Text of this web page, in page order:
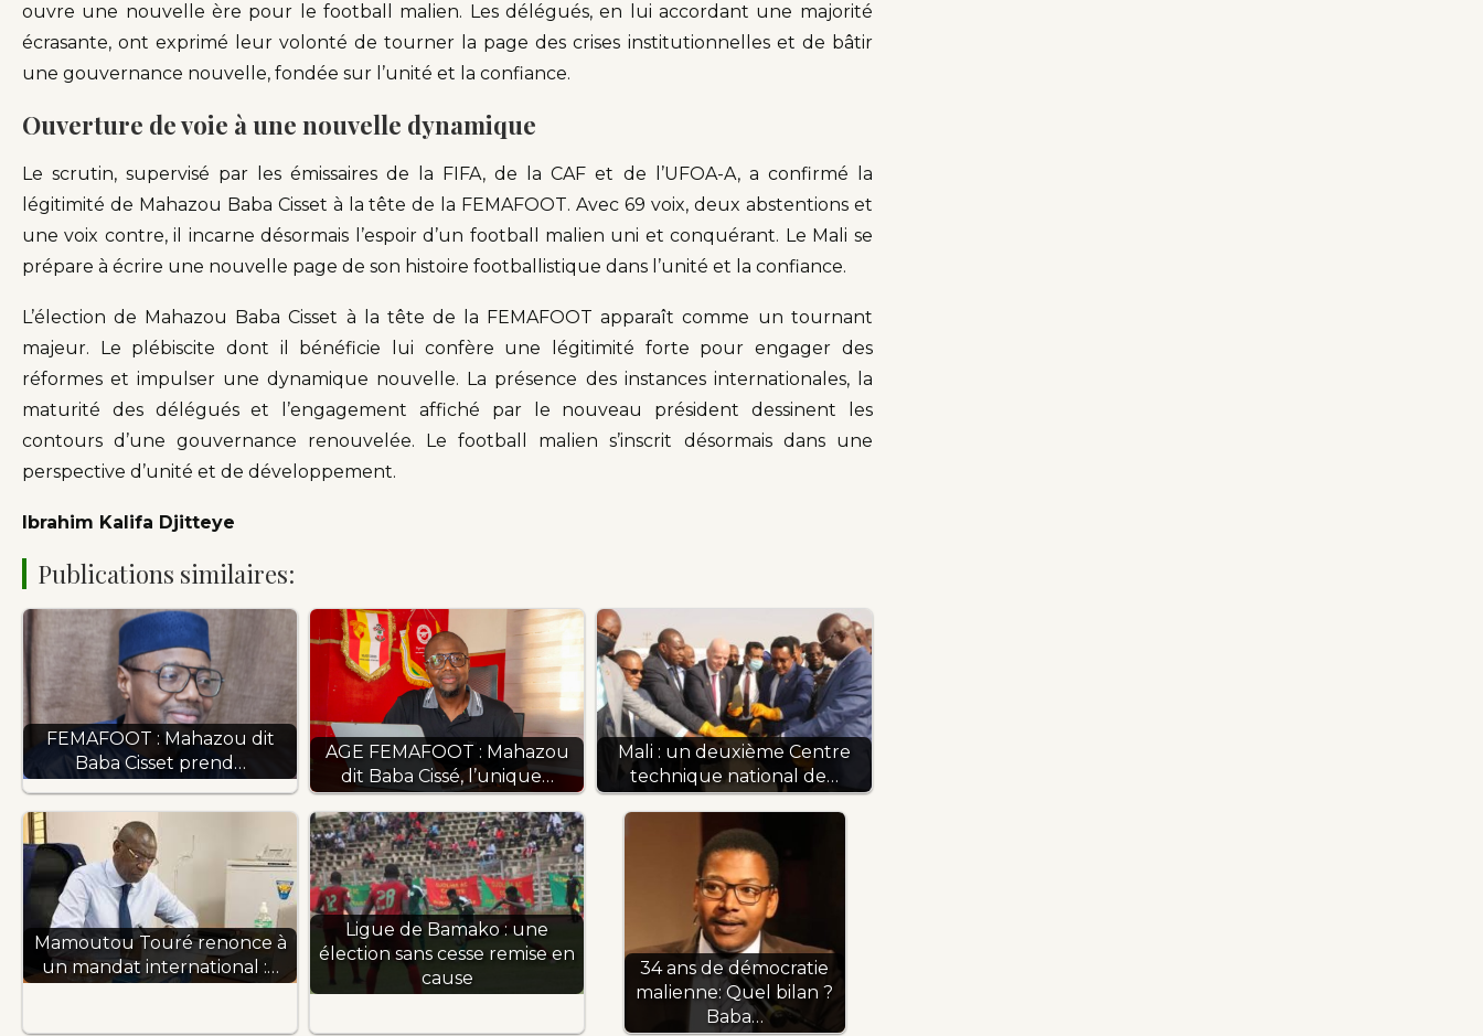
ouvre une nouvelle ère pour le football malien. Les délégués, en lui accordant une majorité
écrasante, ont exprimé leur volonté de tourner la page des crises institutionnelles et de bâtir
une gouvernance nouvelle, fondée sur l’unité et la confiance.
Ouverture de voie à une nouvelle dynamique
Le scrutin, supervisé par les émissaires de la FIFA, de la CAF et de l’UFOA-A, a confirmé la
légitimité de Mahazou Baba Cisset à la tête de la FEMAFOOT. Avec 69 voix, deux abstentions et
une voix contre, il incarne désormais l’espoir d’un football malien uni et conquérant. Le Mali se
prépare à écrire une nouvelle page de son histoire footballistique dans l’unité et la confiance.
L’élection de Mahazou Baba Cisset à la tête de la FEMAFOOT apparaît comme un tournant
majeur. Le plébiscite dont il bénéficie lui confère une légitimité forte pour engager des
réformes et impulser une dynamique nouvelle. La présence des instances internationales, la
maturité des délégués et l’engagement affiché par le nouveau président dessinent les
contours d’une gouvernance renouvelée. Le football malien s’inscrit désormais dans une
perspective d’unité et de développement.
Ibrahim Kalifa Djitteye
Publications similaires:
FEMAFOOT : Mahazou dit
Baba Cisset prend…
AGE FEMAFOOT : Mahazou
dit Baba Cissé, l’unique…
Mali : un deuxième Centre
technique national de…
Mamoutou Touré renonce à
un mandat international :…
Ligue de Bamako : une
élection sans cesse remise en
cause
34 ans de démocratie
malienne: Quel bilan ?
Baba…